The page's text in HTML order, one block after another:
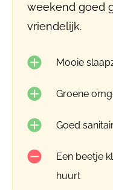
weekend goed
vriendelijk.
Mooie
Groene
Goed
Een beetje
huurt